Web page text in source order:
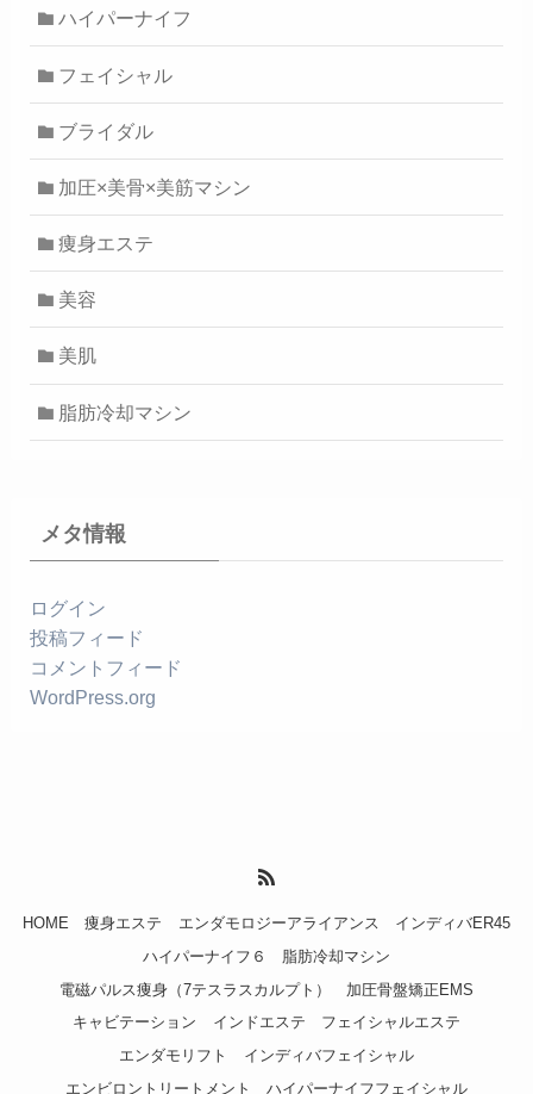
ハイパーナイフ
フェイシャル
ブライダル
加圧×美骨×美筋マシン
痩身エステ
美容
美肌
脂肪冷却マシン
メタ情報
ログイン
投稿フィード
コメントフィード
WordPress.org
HOME 痩身エステ エンダモロジーアライアンス
インディバER45
ハイパーナイフ６
脂肪冷却マシン
電磁パルス痩身（7テスラスカルプト）
加圧骨盤矯正EMS
キャビテーション
インドエステ
フェイシャルエステ
エンダモリフト
インディバフェイシャル
エンビロントリートメント
ハイパーナイフフェイシャル